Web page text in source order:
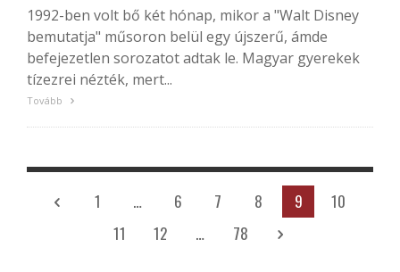
1992-ben volt bő két hónap, mikor a "Walt Disney
bemutatja" műsoron belül egy újszerű, ámde
befejezetlen sorozatot adtak le. Magyar gyerekek
tízezrei nézték, mert...
Tovább
1 … 6 7 8 9
10
11
12 … 78